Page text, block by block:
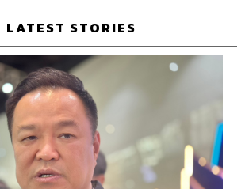
LATEST STORIES